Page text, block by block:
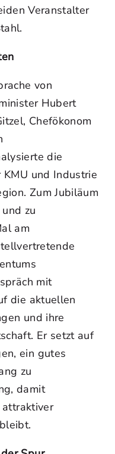
Veranstalter
von
Hubert
Chefökonom
die
und Industrie
Zum Jubiläum
zu
am
mit
die aktuellen
und ihre
Er setzt auf
ein gutes
zu
damit